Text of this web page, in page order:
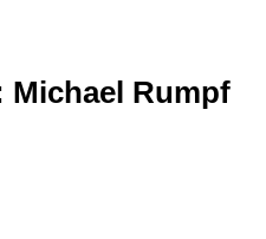
Michael Rumpf